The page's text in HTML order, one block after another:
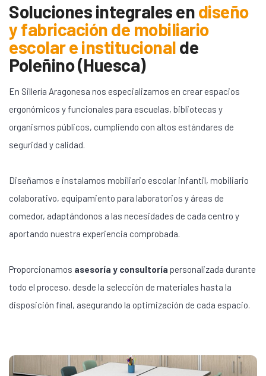
Soluciones integrales endiseño
y fabricación de mobiliario
escolar e institucionalde
Poleñino (Huesca)
En Sillería Aragonesa nos especializamos en crear espacios
ergonómicos y funcionales para escuelas, bibliotecas y
organismos públicos, cumpliendo con altos estándares de
seguridad y calidad.
Diseñamos e instalamos mobiliario escolar infantil, mobiliario
colaborativo, equipamiento para laboratorios y áreas de
comedor, adaptándonos a las necesidades de cada centro y
aportando nuestra experiencia comprobada.
Proporcionamos asesoría y consultoría personalizada durante
todo el proceso, desde la selección de materiales hasta la
disposición final, asegurando la optimización de cada espacio.